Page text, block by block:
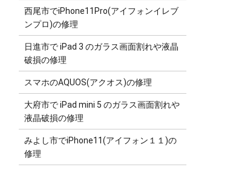
西尾市でiPhone11Pro(アイフォンイレブ
ンプロ)の修理
日進市で iPad 3 のガラス画面割れや液晶
破損の修理
スマホのAQUOS(アクオス)の修理
大府市で iPad mini 5 のガラス画面割れや
液晶破損の修理
みよし市でiPhone11(アイフォン１１)の
修理